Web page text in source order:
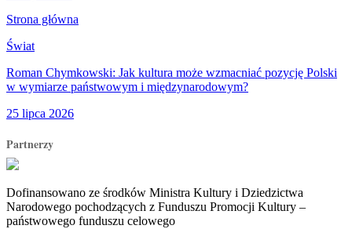
Strona główna
Świat
Roman Chymkowski: Jak kultura może wzmacniać pozycję Polski
w wymiarze państwowym i międzynarodowym?
25 lipca 2026
Partnerzy
Dofinansowano ze środków Ministra Kultury i Dziedzictwa
Narodowego pochodzących z Funduszu Promocji Kultury –
państwowego funduszu celowego